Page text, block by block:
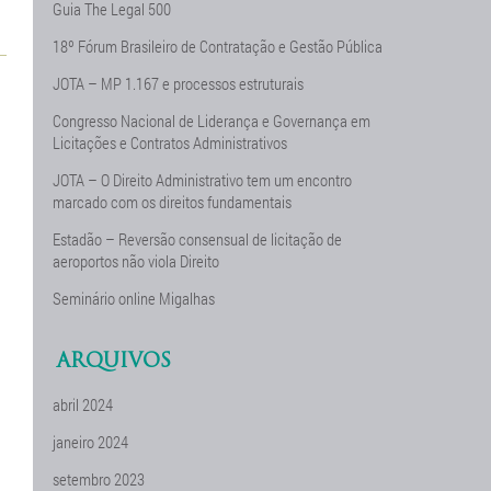
Guia The Legal 500
18º Fórum Brasileiro de Contratação e Gestão Pública
JOTA – MP 1.167 e processos estruturais
Congresso Nacional de Liderança e Governança em
Licitações e Contratos Administrativos
JOTA – O Direito Administrativo tem um encontro
marcado com os direitos fundamentais
Estadão – Reversão consensual de licitação de
aeroportos não viola Direito
Seminário online Migalhas
ARQUIVOS
abril 2024
janeiro 2024
setembro 2023